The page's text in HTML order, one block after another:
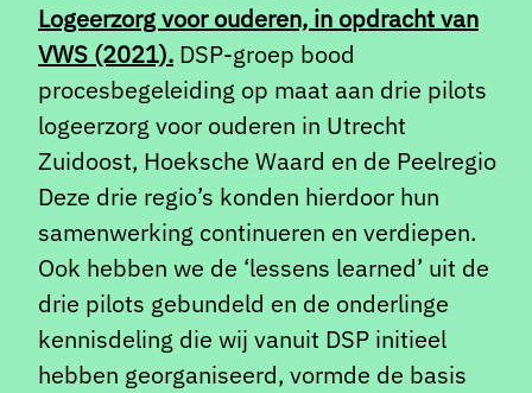
Logeerzorg voor ouderen, in opdracht van
VWS (2021). DSP-groep bood
procesbegeleiding op maat aan drie pilots
logeerzorg voor ouderen in Utrecht
Zuidoost, Hoeksche Waard en de Peelregio
Deze drie regio’s konden hierdoor hun
samenwerking continueren en verdiepen.
Ook hebben we de ‘lessens learned’ uit de
drie pilots gebundeld en de onderlinge
kennisdeling die wij vanuit DSP initieel
hebben georganiseerd, vormde de basis